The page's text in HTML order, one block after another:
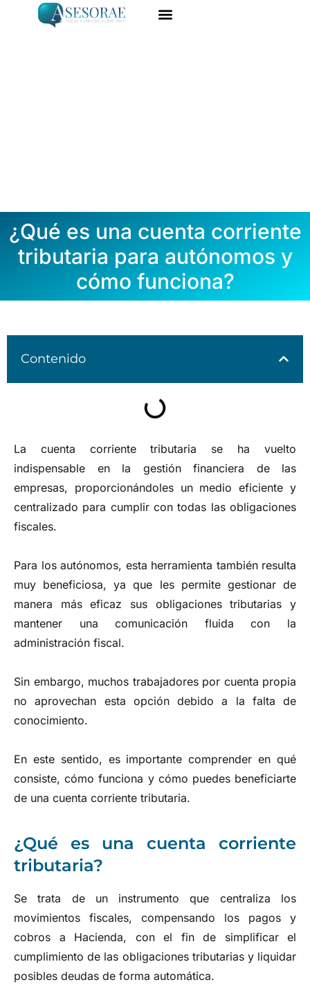
¿Qué es una cuenta corriente
tributaria para autónomos y
cómo funciona?
Contenido
La cuenta corriente tributaria se ha vuelto
indispensable en la gestión financiera de las
empresas, proporcionándoles un medio eficiente y
centralizado para cumplir con todas las obligaciones
fiscales.
Para los autónomos, esta herramienta también resulta
muy beneficiosa, ya que les permite gestionar de
manera más eficaz sus obligaciones tributarias y
mantener una comunicación fluida con la
administración fiscal.
Sin embargo, muchos trabajadores por cuenta propia
no aprovechan esta opción debido a la falta de
conocimiento.
En este sentido, es importante comprender en qué
consiste, cómo funciona y cómo puedes beneficiarte
de una cuenta corriente tributaria.
¿Qué es una cuenta corriente
tributaria?
Se trata de un instrumento que centraliza los
movimientos fiscales, compensando los pagos y
cobros a Hacienda, con el fin de simplificar el
cumplimiento de las obligaciones tributarias y liquidar
posibles deudas de forma automática.